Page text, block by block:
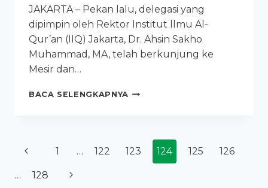
JAKARTA – Pekan lalu, delegasi yang
dipimpin oleh Rektor Institut Ilmu Al-
Qur’an (IIQ) Jakarta, Dr. Ahsin Sakho
Muhammad, MA, telah berkunjung ke
Mesir dan…
BACA SELENGKAPNYA IIQ
UNIVERSITAS
AL-
AZHAR
Page
navigation
Previous
Page
1 … 122 123 124 125 126
… 128
Next